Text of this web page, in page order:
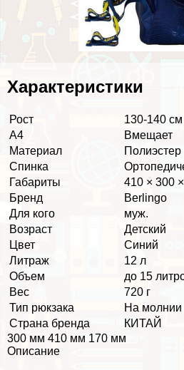
Хаpaктеристики
Рост
130-140 см
А4
Вмещает
Материал
Полиэстер
Спинка
Габариты
410 × 300
Бренд
Berlingo
Для кого
муж.
Возраст
Детский
Цвет
Синий
Литраж
12 л
Объем
до 15
Вес
720 г
Тип рюкзака
На молнии
Страна бренда
КИТАЙ
300 мм 410 мм 170 мм
Описание